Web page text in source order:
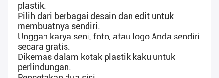
plastik.
Pilih dari berbagai desain dan edit untuk
membuatnya sendiri.
Unggah karya seni, foto, atau logo Anda sendiri
secara gratis.
Dikemas dalam kotak plastik kaku untuk
perlindungan.